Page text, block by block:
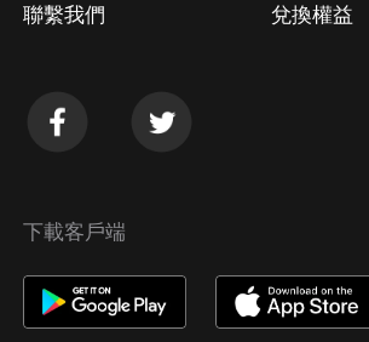
聯繫我們 兌換權益
下載客戶端